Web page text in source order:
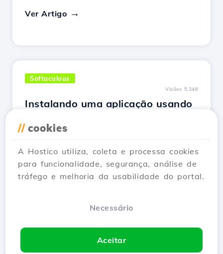
Ver Artigo
Softaculous
Visões 5,346
Instalando uma aplicação usando
Atualizado há 2 anos
o plugin cPanel Softaculous. Guia passo a
passo para instalar o Wordpress e gerenciar
os aplicativos.
// cookies
A Hostico utiliza, coleta e processa cookies
para funcionalidade, segurança, análise de
tráfego e melhoria da usabilidade do portal.
Necessário
Aceitar